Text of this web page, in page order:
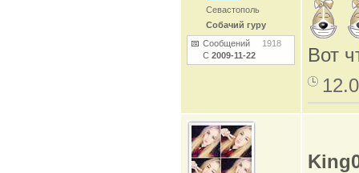
Севастополь
Собачий гуру
Сообщений 1918
С 2009-11-22
Вот